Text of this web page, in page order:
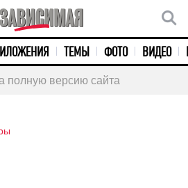
ТЕМЫ ФОТО ВИДЕО
полную версию сайта